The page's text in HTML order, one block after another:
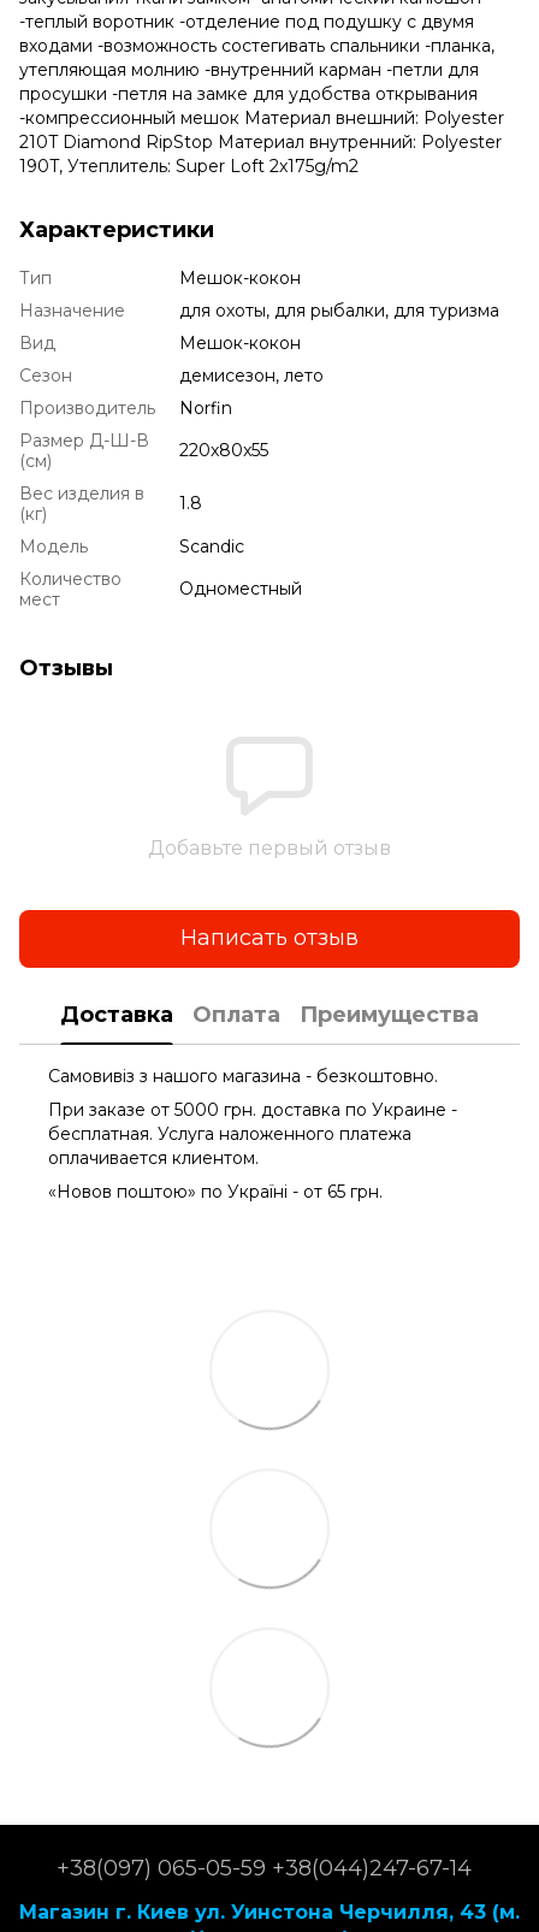
-теплый воротник -отделение под подушку с двумя
входами -возможность состегивать спальники -планка,
утепляющая молнию -внутренний карман -петли для
просушки -петля на замке для удобства открывания
-компрессионный мешок Материал внешний: Polyester
210T Diamond RipStop Материал внутренний: Polyester
190T, Утеплитель: Super Loft 2x175g/m2
Характеристики
Тип
Мешок-кокон
Назначение
для охоты, для рыбалки, для туризма
Вид
Мешок-кокон
Сезон
демисезон, лето
Производитель
Norfin
Размер Д-Ш-В
(см)
220x80x55
Вес изделия в
(кг)
1.8
Модель
Scandic
Количество
мест
Одноместный
Отзывы
Добавьте первый отзыв
Написать отзыв
Доставка Оплата Преимущества
Самовивіз з нашого магазина - безкоштовно.
При заказе от 5000 грн. доставка по Украине -
бесплатная. Услуга наложенного платежа
оплачиваетcя клиентом.
«Новов поштою» по Україні - от 65 грн.
+38(097) 065-05-59 +38(044)247-67-14
Магазин г. Киев ул. Уинстона Черчилля, 43 (м.